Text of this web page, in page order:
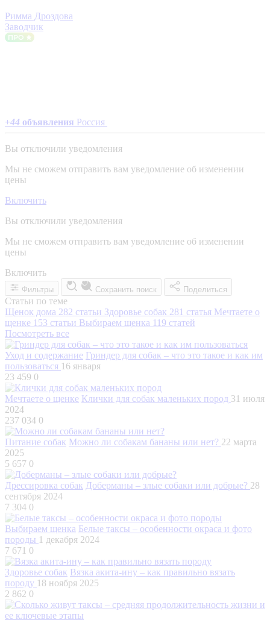
Римма Дроздова
Заводчик
+44 объявления Россия
Вы отключили уведомления
Мы не сможем отправить вам уведомление об изменении
цены
Включить
Вы отключили уведомления
Мы не сможем отправить вам уведомление об изменении
цены
Включить
Фильтры Сохранить поиск Поделиться
Статьи по теме
Щенок дома 282 статьи Здоровье собак 281 статья Мечтаете о
щенке 153 статьи Выбираем щенка 119 статей
Посмотреть все
Уход и содержание Гриндер для собак – что это такое и как им
пользоваться 16 января
23 459 0
Мечтаете о щенке Клички для собак маленьких пород 31 июля
2024
237 034 0
Питание собак Можно ли собакам бананы или нет? 22 марта
2025
5 657 0
Дрессировка собак Доберманы – злые собаки или добрые? 28
сентября 2024
7 304 0
Выбираем щенка Белые таксы – особенности окраса и фото
породы 1 декабря 2024
7 671 0
Здоровье собак Вязка акита-ину – как правильно вязать
породу 18 ноября 2025
2 862 0